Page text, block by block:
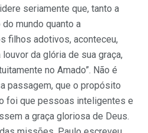
seriamente que, tanto a
mundo quanto a
filhos adotivos, aconteceu,
da glória de sua graça,
no Amado”. Não é
passagem, que o propósito
foi que pessoas inteligentes e
a graça gloriosa de Deus.